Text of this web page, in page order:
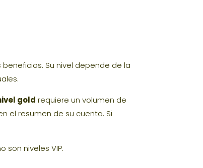
Su nivel depende de la
gold requiere un volumen de
el resumen de su cuenta. Si
son niveles VIP.